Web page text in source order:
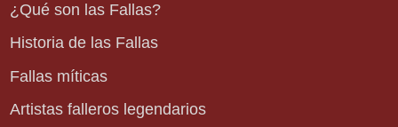
¿Qué son las Fallas?
Historia de las Fallas
Fallas míticas
Artistas falleros legendarios